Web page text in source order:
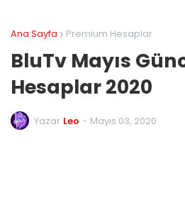
Ana Sayfa Premium Hesaplar
BluTv Mayıs
Hesaplar 2020
Yazar Leo - Mayıs 03, 2020